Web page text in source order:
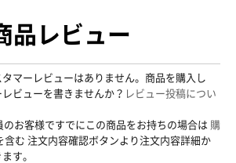
品レビュー
マーレビューはありません。商品を購入し
ビューを書きませんか？ レビュー投稿につい
のお客様ですでにこの商品をお持ちの場合は 購
含む 注文内容確認ボタンより注文内容詳細か
す。